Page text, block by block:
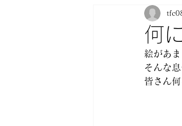
何
絵があ
そんな
皆さん